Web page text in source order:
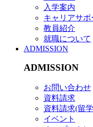
入学案内
キャリアサポ
教員紹介
就職について
ADMISSION
ADMISSION
お問い合わせ
資料請求
資料請求(留
イベント